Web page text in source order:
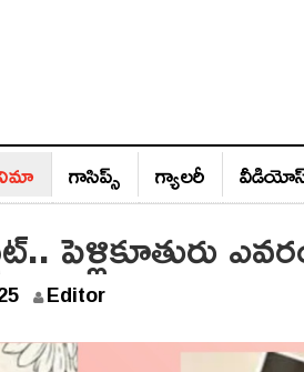
గాసిప్స్‌ గ్యాల‌రీ
పెళ్లికూతురు
Editor